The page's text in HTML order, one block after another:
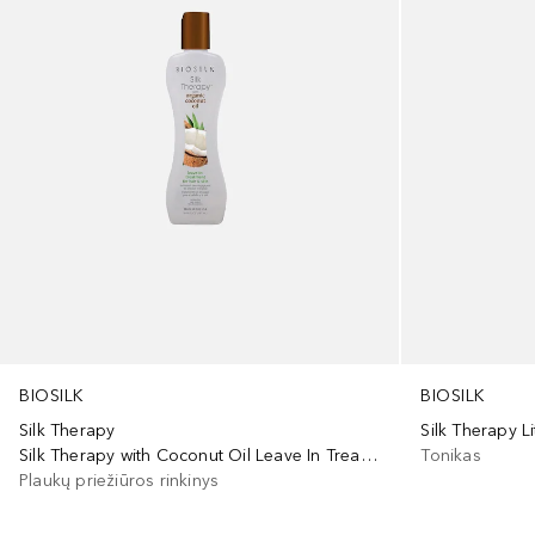
BIOSILK
Silk Therapy
Silk Therapy with Coconut Oil Leave In Treatment
Plaukų priežiūros rinkinys
BIOSILK
Silk Therapy
Tonikas